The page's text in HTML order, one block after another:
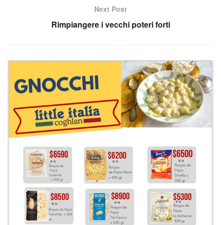
Next Post
Rimpiangere i vecchi poteri forti